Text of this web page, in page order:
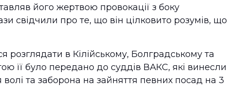
його жертвою провокації з боку
свідчили про те, що він цілковито розумів, що
розглядати в Кілійському, Болградському та
її було передано до суддів ВАКС, які винесли
та заборона на зайняття певних посад на 3